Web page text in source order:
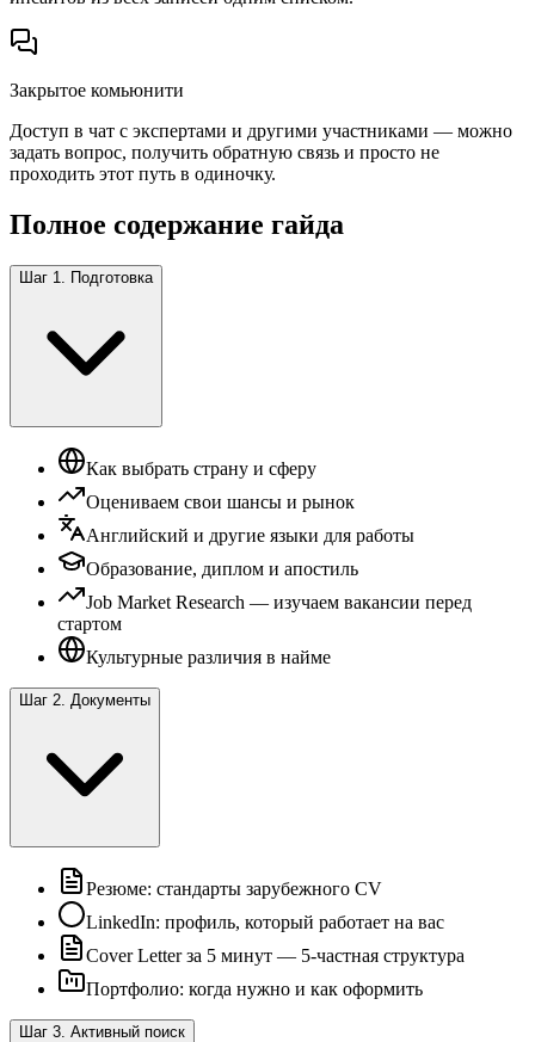
Закрытое комьюнити
Доступ в чат с экспертами и другими участниками — можно
задать вопрос, получить обратную связь и просто не
проходить этот путь в одиночку.
Полное содержание гайда
Шаг 1. Подготовка
Как выбрать страну и сферу
Оцениваем свои шансы и рынок
Английский и другие языки для работы
Образование, диплом и апостиль
Job Market Research — изучаем вакансии перед
стартом
Культурные различия в найме
Шаг 2. Документы
Резюме: стандарты зарубежного CV
LinkedIn: профиль, который работает на вас
Cover Letter за 5 минут — 5-частная структура
Портфолио: когда нужно и как оформить
Шаг 3. Активный поиск